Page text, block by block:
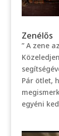
Zenélős
” A zene
Pár ötlet,
egyéni